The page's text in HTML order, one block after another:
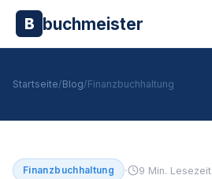
B buchmeister
Startseite/Blog/Finanzbuchhaltung
Finanzbuchhaltung · 9 Min. Lesezeit